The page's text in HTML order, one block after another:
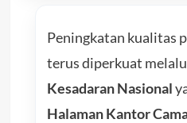
Peningkatan kualitas
terus diperkuat
Kesadaran Nasional
Halaman Kantor